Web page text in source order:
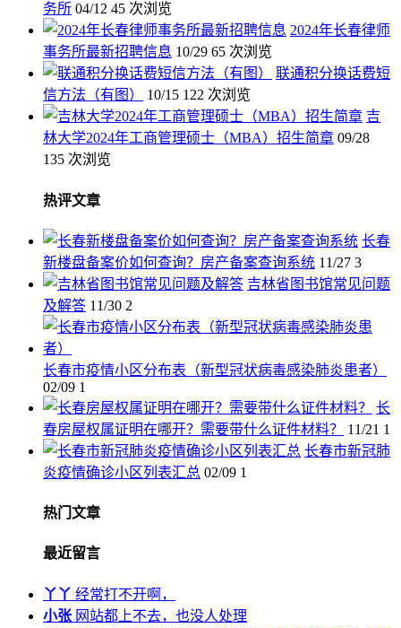
务所 04/12 45 次浏览
2024年长春律师
事务所最新招聘信息 10/29 65 次浏览
联通积分换话费短
信方法（有图）
10/15 122 次浏览
吉
林大学2024年工商管理硕士（MBA）招生简章 09/28
135 次浏览
热评文章
长春
新楼盘备案价如何查询？房产备案查询系统 11/27 3
吉林省图书馆常见问题
及解答 11/30 2
长春市疫情小区分布表（新型冠状病毒感染肺炎患者）
02/09 1
长
春房屋权属证明在哪开？需要带什么证件材料？
11/21 1
长春市新冠肺
炎疫情确诊小区列表汇总 02/09 1
热门文章
最近留言
丫丫 经常打不开啊，
小张 网站都上不去，也没人处理